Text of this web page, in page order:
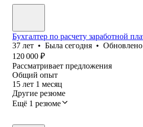
Бухгалтер по расчету заработной
37 лет • Была сегодня • Обновлено
120 000 ₽
Рассматривает предложения
Общий опыт
15 лет 1 месяц
Другие резюме
Ещё 1 резюме